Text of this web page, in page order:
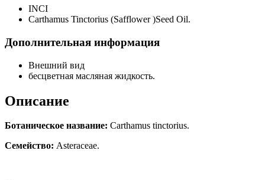
INCI
Carthamus Tinctorius (Safflower )Seed Oil.
Дополнительная информация
Внешний вид
бесцветная масляная жидкость.
Описание
Ботаническое название: Carthamus tinctorius.
Семейство: Asteraceae.